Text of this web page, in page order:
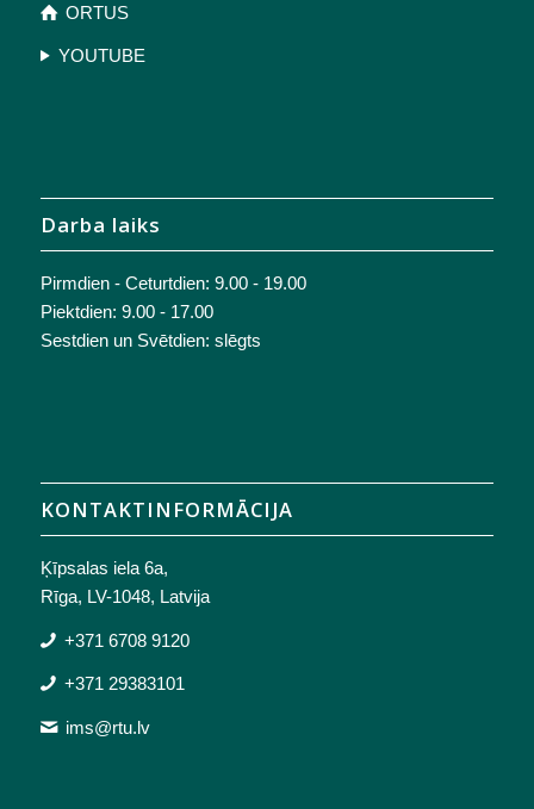
ORTUS
YOUTUBE
Darba laiks
Pirmdien - Ceturtdien: 9.00 - 19.00
Piektdien: 9.00 - 17.00
Sestdien un Svētdien: slēgts
KONTAKTINFORMĀCIJA
Ķīpsalas iela 6a,
Rīga, LV-1048, Latvija
+371 6708 9120
+371 29383101
ims@rtu.lv